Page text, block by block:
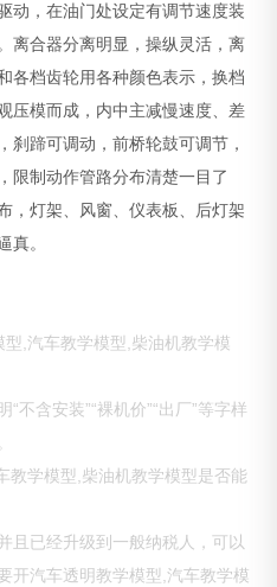
动，在油门处设定有调节速度装
离合器分离明显，操纵灵活，离
各档齿轮用各种颜色表示，换档
压模而成，内中主减慢速度、差
刹蹄可调动，前桥轮鼓可调节，
限制动作管路分布清楚一目了
，灯架、风窗、仪表板、后灯架
真。
,汽车教学模型,柴油机教学模
不含安装”“裸机价”“出厂”等字样
教学模型,柴油机教学模型是否能
且已经升级到一般纳税人，可以
开汽车透明教学模型,汽车教学模